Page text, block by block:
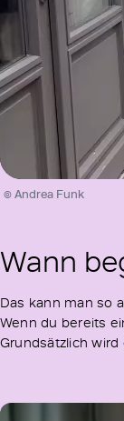
Unmute /
© Andrea Funk
Wann
Das kann man so
Wenn du bereits
Grundsätzlich wird